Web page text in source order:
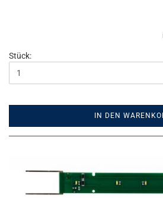
Stück:
IN DEN